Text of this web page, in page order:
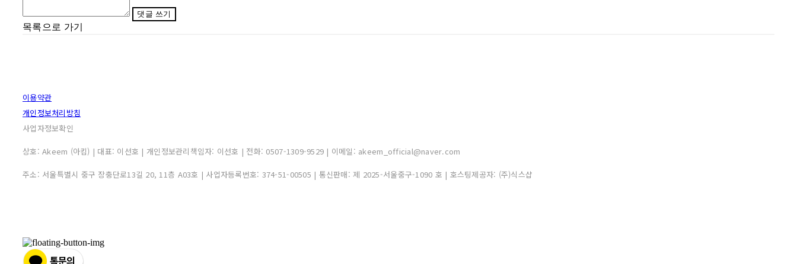
댓글 쓰기
목록으로 가기
이용약관
개인정보처리방침
사업자정보확인
상호: Akeem (아킴) | 대표: 이선호 | 개인정보관리책임자: 이선호 | 전화: 0507-1309-9529 | 이메일: akeem_official@naver.com
주소: 서울특별시 중구 장충단로13길 20, 11층 A03호 | 사업자등록번호: 374-51-00505 | 통신판매: 제 2025-서울중구-1090 호 | 호스팅제공자: (주)식스샵